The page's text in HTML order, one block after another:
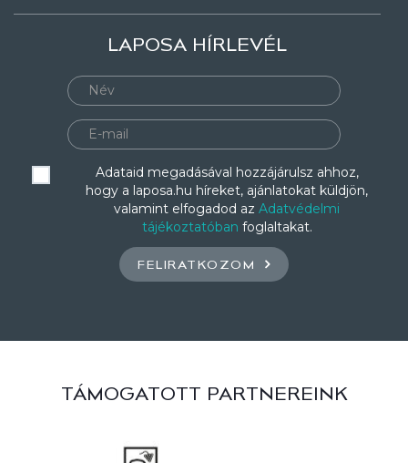
LAPOSA HÍRLEVÉL
Adataid megadásával hozzájárulsz ahhoz,
hogy a laposa.hu híreket, ajánlatokat küldjön,
valamint elfogadod az Adatvédelmi
tájékoztatóban foglaltakat.
FELIRATKOZOM
TÁMOGATOTT PARTNEREINK